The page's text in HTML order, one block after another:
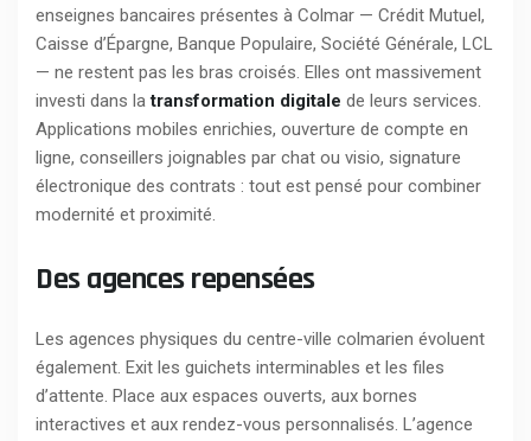
enseignes bancaires présentes à Colmar — Crédit Mutuel,
Caisse d’Épargne, Banque Populaire, Société Générale, LCL
— ne restent pas les bras croisés. Elles ont massivement
investi dans latransformation digitale de leurs services.
Applications mobiles enrichies, ouverture de compte en
ligne, conseillers joignables par chat ou visio, signature
électronique des contrats : tout est pensé pour combiner
modernité et proximité.
Des agences repensées
Les agences physiques du centre-ville colmarien évoluent
également. Exit les guichets interminables et les files
d’attente. Place aux espaces ouverts, aux bornes
interactives et aux rendez-vous personnalisés. L’agence